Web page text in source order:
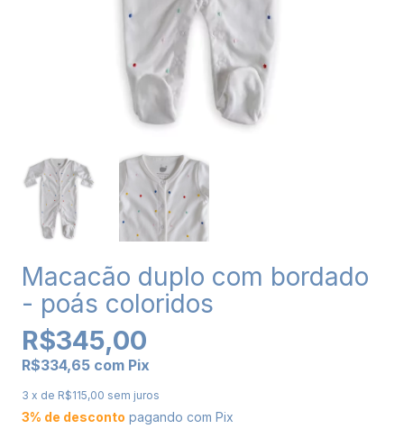
Macacão duplo com bordado
- poás coloridos
R$345,00
R$334,65 com Pix
3 x de R$115,00 sem juros
3% de desconto pagando com Pix